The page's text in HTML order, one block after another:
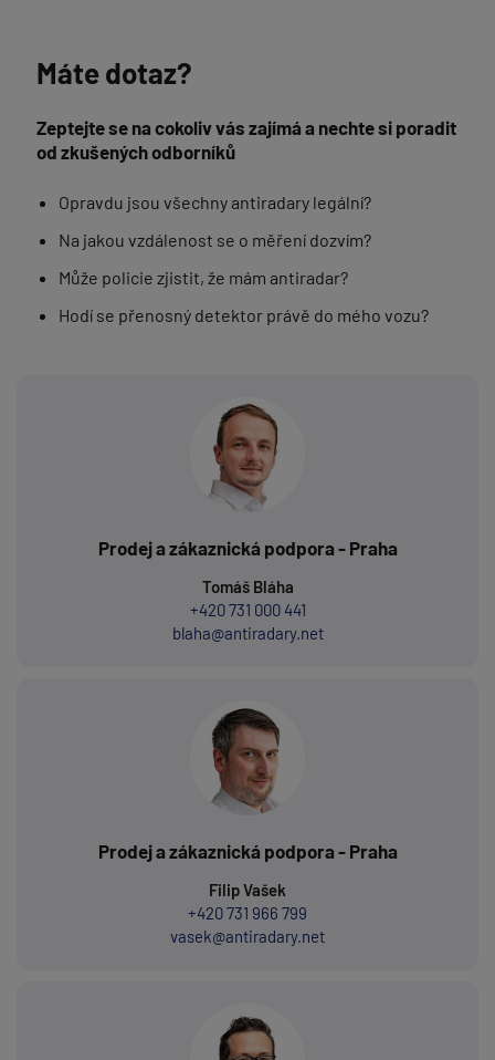
Máte dotaz?
Zeptejte se na cokoliv vás zajímá a nechte si poradit
od zkušených odborníků
Opravdu jsou všechny antiradary legální?
Na jakou vzdálenost se o měření dozvím?
Může policie zjistit, že mám antiradar?
Hodí se přenosný detektor právě do mého vozu?
Prodej a zákaznická podpora - Praha
Tomáš Bláha
+420 731 000 441
blaha@antiradary.net
Prodej a zákaznická podpora - Praha
Filip Vašek
+420 731 966 799
vasek@antiradary.net